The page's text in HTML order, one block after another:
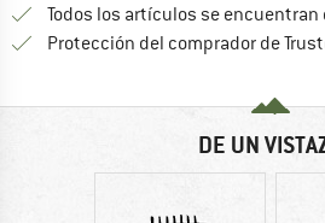
Todos los artículos se encuentran
Protección del comprador de
DE UN